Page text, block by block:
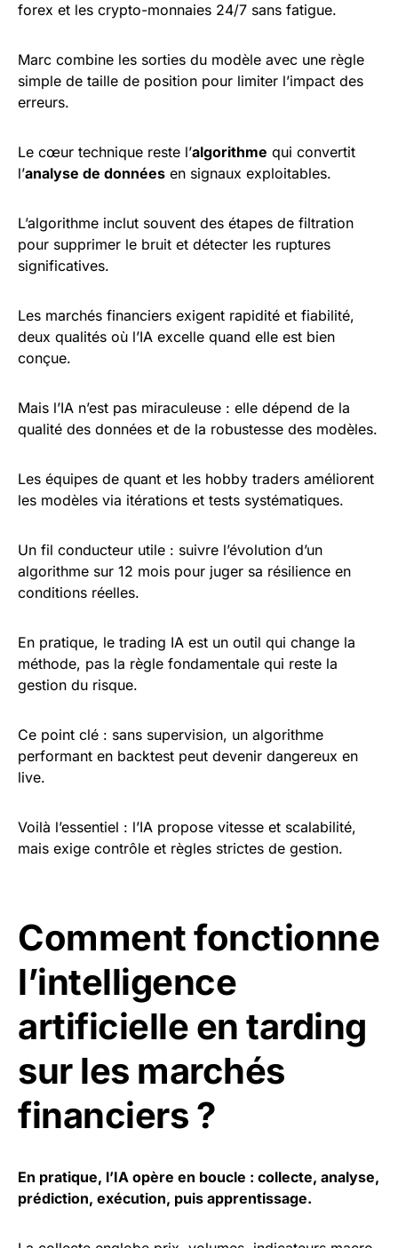
forex et les crypto-monnaies 24/7 sans fatigue.
Marc combine les sorties du modèle avec une règle
simple de taille de position pour limiter l’impact des
erreurs.
Le cœur technique reste l’algorithme qui convertit
l’analyse de données en signaux exploitables.
L’algorithme inclut souvent des étapes de filtration
pour supprimer le bruit et détecter les ruptures
significatives.
Les marchés financiers exigent rapidité et fiabilité,
deux qualités où l’IA excelle quand elle est bien
conçue.
Mais l’IA n’est pas miraculeuse : elle dépend de la
qualité des données et de la robustesse des modèles.
Les équipes de quant et les hobby traders améliorent
les modèles via itérations et tests systématiques.
Un fil conducteur utile : suivre l’évolution d’un
algorithme sur 12 mois pour juger sa résilience en
conditions réelles.
En pratique, le trading IA est un outil qui change la
méthode, pas la règle fondamentale qui reste la
gestion du risque.
Ce point clé : sans supervision, un algorithme
performant en backtest peut devenir dangereux en
live.
Voilà l’essentiel : l’IA propose vitesse et scalabilité,
mais exige contrôle et règles strictes de gestion.
Comment fonctionne
l’intelligence
artificielle en tarding
sur les marchés
financiers ?
En pratique, l’IA opère en boucle : collecte, analyse,
prédiction, exécution, puis apprentissage.